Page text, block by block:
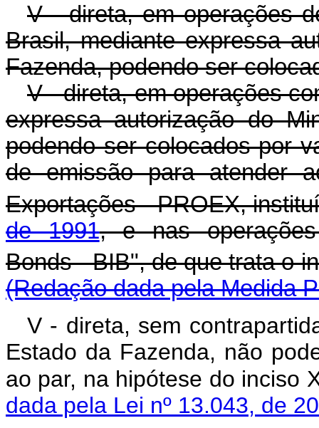
V - direta, em operações
Brasil, mediante expressa
Fazenda, podendo ser
V - direta, em operações
expressa autorização do
podendo ser colocados por
de emissão para atender
Exportações - PROEX,
de 1991, e nas
Bonds - BIB", de que trata o
(Redação dada pela Medida
V - direta, sem
Estado da Fazenda, não
ao par, na hipótese do inciso
dada pela Lei nº 13.043, de